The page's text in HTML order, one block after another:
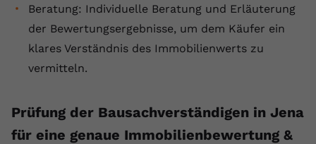
Beratung: Individuelle Beratung und Erläuterung
der Bewertungsergebnisse, um dem Käufer ein
klares Verständnis des Immobilienwerts zu
vermitteln.
Prüfung der Bausachverständigen in Jena
für eine genaue Immobilienbewertung &
yt-remote-connected-devices
Anbieter
YouTube setzt diesen Cookie, um die